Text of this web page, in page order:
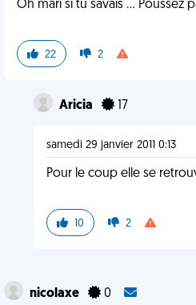
Oh mari si tu savais ... Poussez
22 2
Aricia 17
samedi 29 janvier 2011 0:13
Pour le coup elle se
10 2
nicolaxe 0